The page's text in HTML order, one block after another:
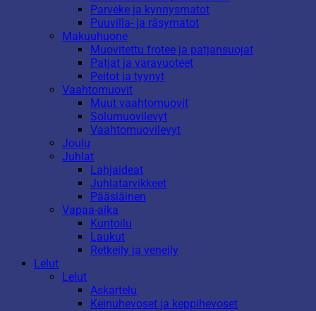
Parveke ja kynnysmatot
Puuvilla- ja räsymatot
Makuuhuone
Muovitettu frotee ja patjansuojat
Patjat ja varavuoteet
Peitot ja tyynyt
Vaahtomuovit
Muut vaahtomuovit
Solumuovilevyt
Vaahtomuovilevyt
Joulu
Juhlat
Lahjaideat
Juhlatarvikkeet
Pääsiäinen
Vapaa-aika
Kuntoilu
Laukut
Retkeily ja veneily
Lelut
Lelut
Askartelu
Keinuhevoset ja keppihevoset